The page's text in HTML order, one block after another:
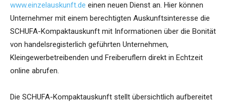
www.einzelauskunft.de einen neuen Dienst an. Hier können
Unternehmer mit einem berechtigten Auskunftsinteresse die
SCHUFA-Kompaktauskunft mit Informationen über die Bonität
von handelsregisterlich geführten Unternehmen,
Kleingewerbetreibenden und Freiberuflern direkt in Echtzeit
online abrufen.
Die SCHUFA-Kompaktauskunft stellt übersichtlich aufbereitet